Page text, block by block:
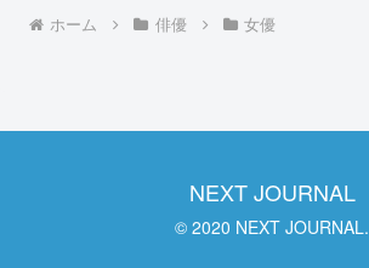
ホーム 俳優 女優
NEXT JOURNAL
© 2020 NEXT JOURNAL.